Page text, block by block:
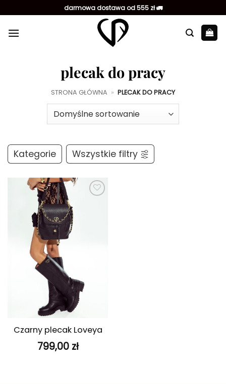
do
zawartości
darmowa dostawa od 555 zł 🚛
plecak do pracy
STRONA GŁÓWNA » PLECAK DO PRACY
Kategorie Wszystkie filtry
ulubionych
Czarny plecak Loveya
799,00 zł